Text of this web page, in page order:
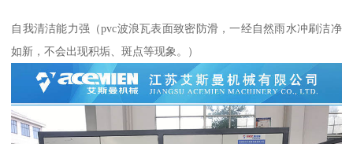
自我清洁能力强（pvc波浪瓦表面致密防滑，一经自然雨水冲刷洁净
如新，不会出现积垢、斑点等现象。）